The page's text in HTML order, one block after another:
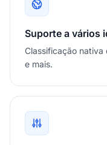
Suporte a vários
Classificação nativa
e mais.